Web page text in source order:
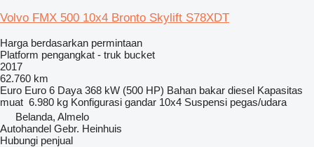
Volvo FMX 500 10x4 Bronto Skylift S78XDT
Harga berdasarkan permintaan
Platform pengangkat - truk bucket
2017
62.760 km
Euro Euro 6 Daya 368 kW (500 HP) Bahan bakar diesel Kapasitas
muat 6.980 kg Konfigurasi gandar 10x4 Suspensi pegas/udara
Belanda, Almelo
Autohandel Gebr. Heinhuis
Hubungi penjual